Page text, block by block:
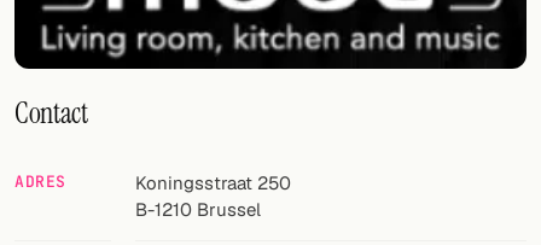
Galerij
Contact
ADRES
Koningsstraat 250
B-1210 Brussel